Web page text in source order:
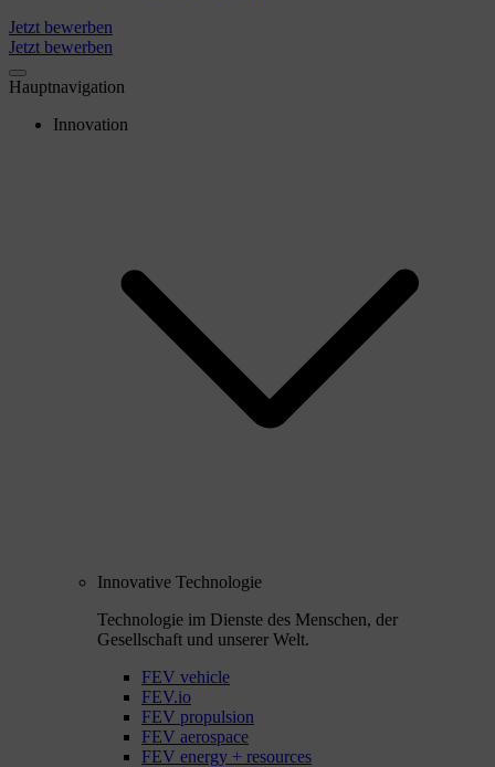
Jetzt bewerben
Jetzt bewerben
Hauptnavigation
Innovation
Innovative Technologie
Technologie im Dienste des Menschen, der
Gesellschaft und unserer Welt.
FEV vehicle
FEV.io
FEV propulsion
FEV aerospace
FEV energy + resources